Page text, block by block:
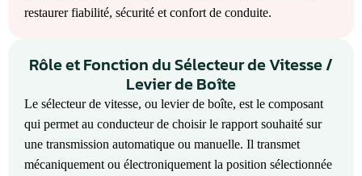
restaurer fiabilité, sécurité et confort de conduite.
Rôle et Fonction du Sélecteur de Vitesse /
Levier de Boîte
Le sélecteur de vitesse, ou levier de boîte, est le composant
qui permet au conducteur de choisir le rapport souhaité sur
une transmission automatique ou manuelle. Il transmet
mécaniquement ou électroniquement la position sélectionnée